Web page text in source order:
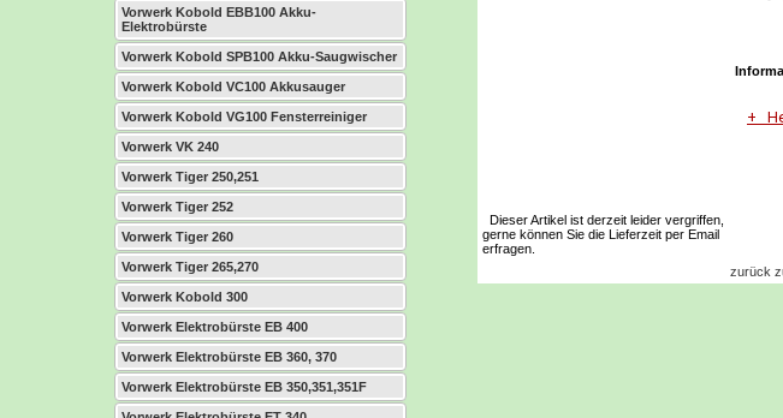
Vorwerk Kobold EBB100 Akku-
Elektrobürste
Vorwerk Kobold SPB100 Akku-Saugwischer
Vorwerk Kobold VC100 Akkusauger
Vorwerk Kobold VG100 Fensterreiniger
Vorwerk VK 240
Vorwerk Tiger 250,251
Vorwerk Tiger 252
Vorwerk Tiger 260
Vorwerk Tiger 265,270
Vorwerk Kobold 300
Vorwerk Elektrobürste EB 400
Vorwerk Elektrobürste EB 360, 370
Vorwerk Elektrobürste EB 350,351,351F
Dieser Artikel ist derzeit leider vergriffen,
gerne können Sie die Lieferzeit per Email
erfragen.
zurück